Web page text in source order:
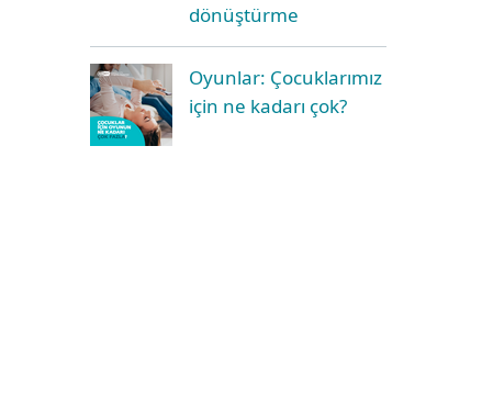
dönüştürme
Oyunlar: Çocuklarımız
için ne kadarı çok?